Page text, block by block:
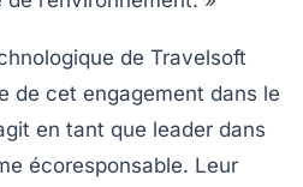
de Travelsoft
de cet engagement dans le
en tant que leader dans
écoresponsable. Leur